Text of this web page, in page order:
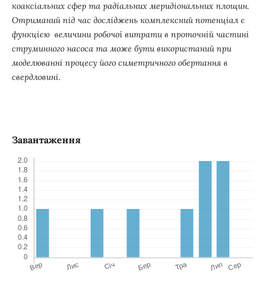
коаксіальних сфер та радіальних меридіональних площин.
Отриманий під час досліджень комплексний потенціал є
функцією величини робочої витрати в проточній частині
струминного насоса та може бути використаний при
моделюванні процесу його симетричного обертання в
свердловині.
Завантаження